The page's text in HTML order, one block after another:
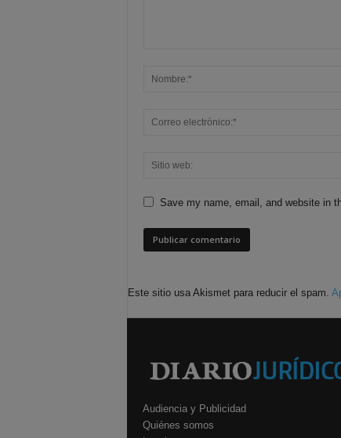
Save my name, email, and website in
Este sitio usa Akismet para reducir el spam.
Audiencia y Publicidad
Quiénes somos